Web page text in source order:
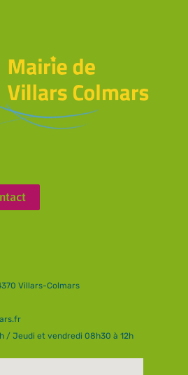
Villars-Colmars
/ Jeudi et vendredi 08h30 à 12h